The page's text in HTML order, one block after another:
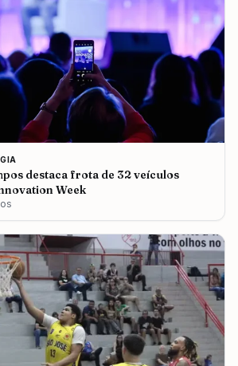
destaca frota de 32 veículos
Week